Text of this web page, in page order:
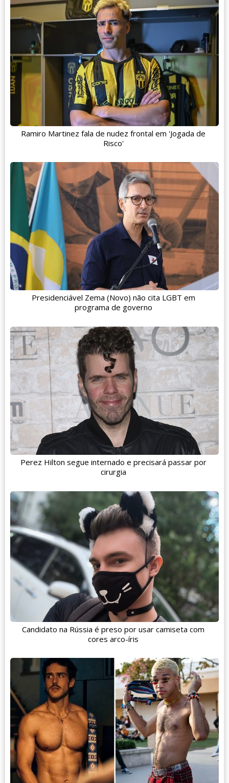
Ramiro Martinez fala de nudez frontal em 'Jogada de
Risco'
Presidenciável Zema (Novo) não cita LGBT em
programa de governo
Perez Hilton segue internado e precisará passar por
cirurgia
Candidato na Rússia é preso por usar camiseta com
cores arco-íris